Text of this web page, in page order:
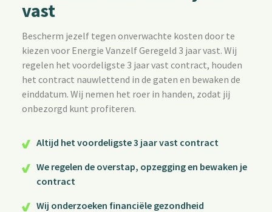
vast
Bescherm jezelf tegen onverwachte kosten door te
kiezen voor Energie Vanzelf Geregeld 3 jaar vast. Wij
regelen het voordeligste 3 jaar vast contract, houden
het contract nauwlettend in de gaten en bewaken de
einddatum. Wij nemen het roer in handen, zodat jij
onbezorgd kunt profiteren.
Altijd het voordeligste 3 jaar vast contract
We regelen de overstap, opzegging en bewaken je
contract
Wij onderzoeken financiële gezondheid